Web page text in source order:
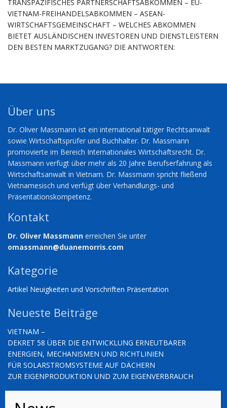
TRANSPAZIFISCHES PARTNERSCHAFTSABKOMMEN – EU-
VIETNAM-FREIHANDELSABKOMMEN – ASEAN-
WIRTSCHAFTSGEMEINSCHAFT – WELCHES ABKOMMEN
BIETET AUSLÄNDISCHEN INVESTOREN UND DIENSTLEISTERN
DEN BESTEN MARKTZUGANG? DIE ANTWORTEN:
Über uns
Dr. Oliver Massmann ist ein international tätiger Rechtsanwalt
sowie Wirtschaftsprüfer und Buchhalter. Dr. Massmann
promovierte im Bereich Internationales Wirtschaftsrecht. Dr.
Massmann verfügt über mehr als 20 Jahre Berufserfahrung als
Wirtschaftsanwalt in Vietnam. Dr. Massmann spricht fließend
Vietnamesisch und verfügt über Verhandlungs- und
Präsentationskompetenz.
Kontakt
Dr. Oliver Massmann erreichen Sie unter
omassmann@duanemorris.com
Kategorie
Artikel Neuigkeiten und Vorschriften Präsentation
Neueste Beiträge
VIETNAM –
DEKRET 58 ÜBER DIE ENTWICKLUNG ERNEUTBARER
ENERGIEN, MECHANISMEN UND RICHTLINIEN
FÜR SOLARSTROMSYSTEME AUF DÄCHERN
ZUR EIGENPRODUKTION UND ZUM EIGENVERBRAUCH
VIETNAM – NEUIGKEITEN UND VORSCHRIFTEN (03.10.2025)